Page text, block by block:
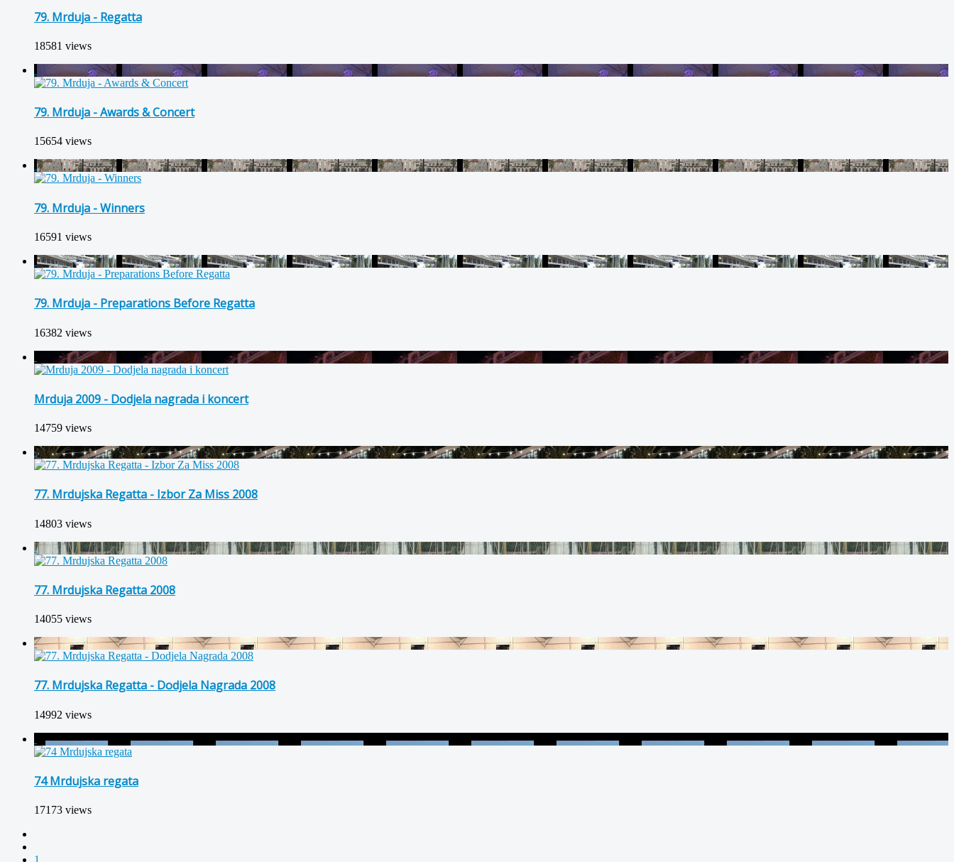
79. Mrduja - Regatta
18581 views
79. Mrduja - Awards & Concert
15654 views
79. Mrduja - Winners
16591 views
79. Mrduja - Preparations Before Regatta
16382 views
Mrduja 2009 - Dodjela nagrada i koncert
14759 views
77. Mrdujska Regatta - Izbor Za Miss 2008
14803 views
77. Mrdujska Regatta 2008
14055 views
77. Mrdujska Regatta - Dodjela Nagrada 2008
14992 views
74 Mrdujska regata
17173 views